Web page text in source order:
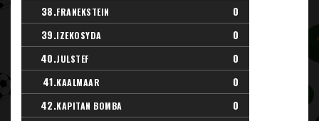
38.FRANEKSTEIN
0
39.IZEKOSYDA
0
40.JULSTEF
0
41.KAALMAAR
0
42.KAPITAN BOMBA 0